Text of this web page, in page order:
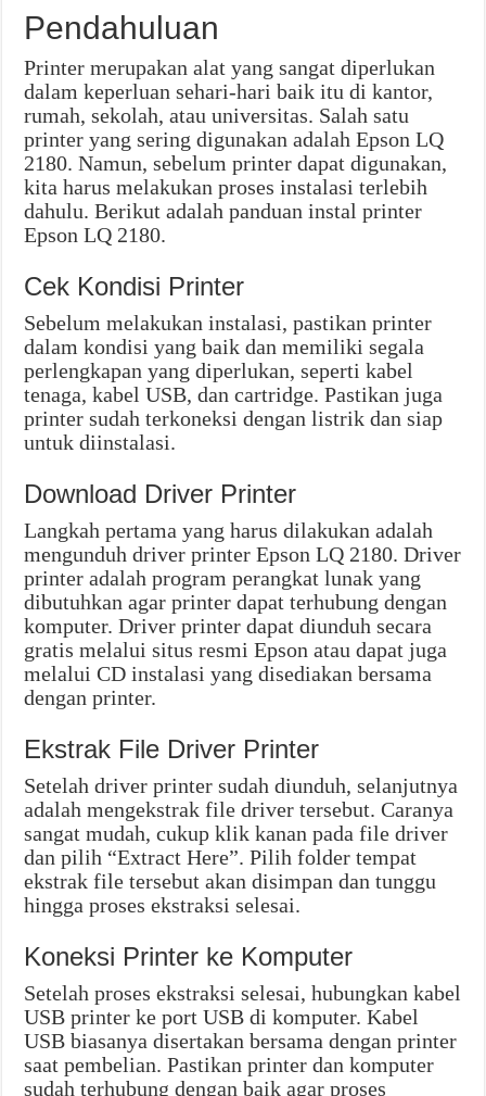
Pendahuluan
Printer merupakan alat yang sangat diperlukan
dalam keperluan sehari-hari baik itu di kantor,
rumah, sekolah, atau universitas. Salah satu
printer yang sering digunakan adalah Epson LQ
2180. Namun, sebelum printer dapat digunakan,
kita harus melakukan proses instalasi terlebih
dahulu. Berikut adalah panduan instal printer
Epson LQ 2180.
Cek Kondisi Printer
Sebelum melakukan instalasi, pastikan printer
dalam kondisi yang baik dan memiliki segala
perlengkapan yang diperlukan, seperti kabel
tenaga, kabel USB, dan cartridge. Pastikan juga
printer sudah terkoneksi dengan listrik dan siap
untuk diinstalasi.
Download Driver Printer
Langkah pertama yang harus dilakukan adalah
mengunduh driver printer Epson LQ 2180. Driver
printer adalah program perangkat lunak yang
dibutuhkan agar printer dapat terhubung dengan
komputer. Driver printer dapat diunduh secara
gratis melalui situs resmi Epson atau dapat juga
melalui CD instalasi yang disediakan bersama
dengan printer.
Ekstrak File Driver Printer
Setelah driver printer sudah diunduh, selanjutnya
adalah mengekstrak file driver tersebut. Caranya
sangat mudah, cukup klik kanan pada file driver
dan pilih “Extract Here”. Pilih folder tempat
ekstrak file tersebut akan disimpan dan tunggu
hingga proses ekstraksi selesai.
Koneksi Printer ke Komputer
Setelah proses ekstraksi selesai, hubungkan kabel
USB printer ke port USB di komputer. Kabel
USB biasanya disertakan bersama dengan printer
saat pembelian. Pastikan printer dan komputer
sudah terhubung dengan baik agar proses